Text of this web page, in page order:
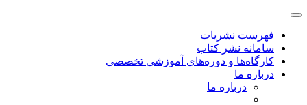
فهرست نشریات
سامانه نشر کتاب
کارگاه‌ها و دوره‌های آموزشی تخصصی
درباره ما
درباره ما